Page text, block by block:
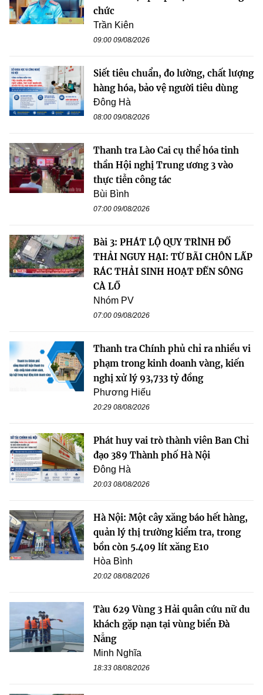
chức
Trần Kiên
09:00 09/08/2026
Siết tiêu chuẩn, đo lường, chất lượng
hàng hóa, bảo vệ người tiêu dùng
Đông Hà
08:00 09/08/2026
Thanh tra Lào Cai cụ thể hóa tinh
thần Hội nghị Trung ương 3 vào
thực tiễn công tác
Bùi Bình
07:00 09/08/2026
Bài 3: PHÁT LỘ QUY TRÌNH ĐỔ
THẢI NGUY HẠI: TỪ BÃI CHÔN LẤP
RÁC THẢI SINH HOẠT ĐẾN SÔNG
CÀ LỒ
Nhóm PV
07:00 09/08/2026
Thanh tra Chính phủ chỉ ra nhiều vi
phạm trong kinh doanh vàng, kiến
nghị xử lý 93,733 tỷ đồng
Phương Hiếu
20:29 08/08/2026
Phát huy vai trò thành viên Ban Chỉ
đạo 389 Thành phố Hà Nội
Đông Hà
20:03 08/08/2026
Hà Nội: Một cây xăng báo hết hàng,
quản lý thị trường kiểm tra, trong
bồn còn 5.409 lít xăng E10
Hòa Bình
20:02 08/08/2026
Tàu 629 Vùng 3 Hải quân cứu nữ du
khách gặp nạn tại vùng biển Đà
Nẵng
Minh Nghĩa
18:33 08/08/2026